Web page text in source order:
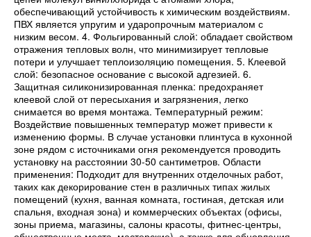
обеспечивающий устойчивость к химическим воздействиям.
ПВХ является упругим и ударопрочным материалом с
низким весом. 4. Фольгированный слой: обладает свойством
отражения тепловых волн, что минимизирует тепловые
потери и улучшает теплоизоляцию помещения. 5. Клеевой
слой: безопасное основание с высокой адгезией. 6.
Защитная силиконизированная пленка: предохраняет
клеевой слой от пересыхания и загрязнения, легко
снимается во время монтажа. Температурный режим:
Воздействие повышенных температур может привести к
изменению формы. В случае установки плинтуса в кухонной
зоне рядом с источниками огня рекомендуется проводить
установку на расстоянии 30-50 сантиметров. Области
применения: Подходит для внутренних отделочных работ,
таких как декорирование стен в различных типах жилых
помещений (кухня, ванная комната, гостиная, детская или
спальня, входная зона) и коммерческих объектах (офисы,
зоны приема, магазины, салоны красоты, фитнес-центры,